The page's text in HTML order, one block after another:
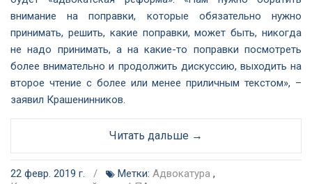
внимание на поправки, которые обязательно нужно
принимать, решить, какие поправки, может быть, никогда
не надо принимать, а на какие-то поправки посмотреть
более внимательно и продолжить дискуссию, выходить на
второе чтение с более или менее приличным текстом», –
заявил Крашенинников.
Читать дальше →
22 февр. 2019 г. / Метки: Адвокатура ,